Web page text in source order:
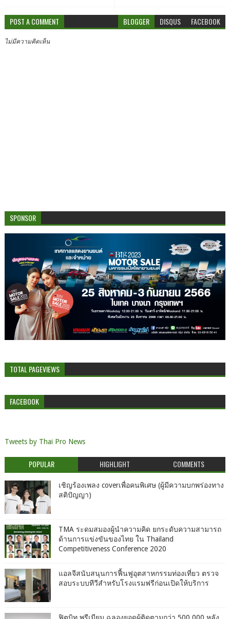
POST A COMMENT BLOGGER DISQUS FACEBOOK
ไม่มีความคิดเห็น
SPONSOR
TOTAL PAGEVIEWS
FACEBOOK
Tweets by Thai Pro News
POPULAR HIGHLIGHT COMMENTS
เชิญร้องเพลง coverเพื่อคนพิเศษ (ผู้มีความบกพร่องทาง
สติปัญญา)
TMA ระดมสมองผู้นำความคิด ยกระดับความสามารถ
ด้านการแข่งขันของไทย ใน Thailand
Competitiveness Conference 2020
แอลจีสนับสนุนการฟื้นฟูอุตสาหกรรมท่องเที่ยว ตรวจ
สอบระบบทีวีสำหรับโรงแรมฟรีก่อนเปิดให้บริการ